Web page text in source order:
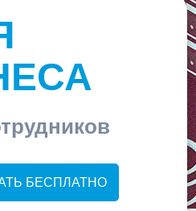
БЕСПЛАТНО